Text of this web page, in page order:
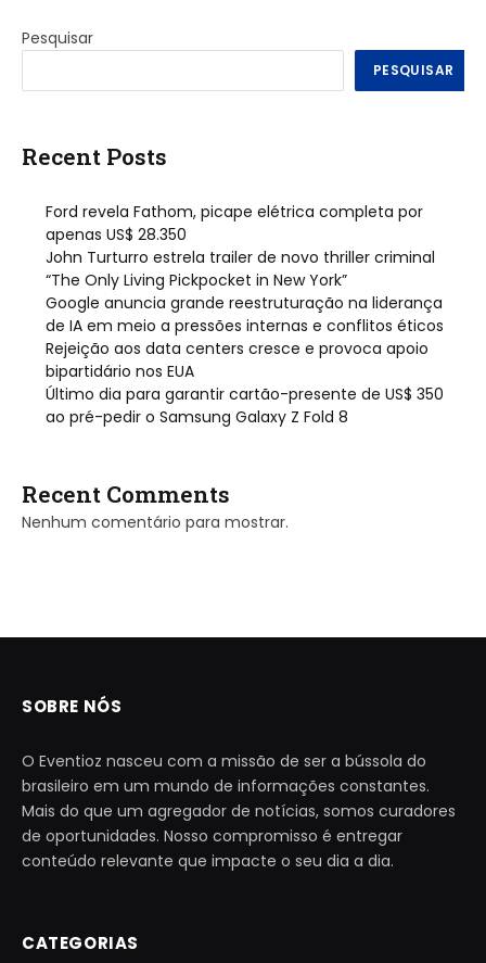
Pesquisar
PESQUISAR
Recent Posts
Ford revela Fathom, picape elétrica completa por
apenas US$ 28.350
John Turturro estrela trailer de novo thriller criminal
“The Only Living Pickpocket in New York”
Google anuncia grande reestruturação na liderança
de IA em meio a pressões internas e conflitos éticos
Rejeição aos data centers cresce e provoca apoio
bipartidário nos EUA
Último dia para garantir cartão-presente de US$ 350
ao pré-pedir o Samsung Galaxy Z Fold 8
Recent Comments
Nenhum comentário para mostrar.
SOBRE NÓS
O Eventioz nasceu com a missão de ser a bússola do
brasileiro em um mundo de informações constantes.
Mais do que um agregador de notícias, somos curadores
de oportunidades. Nosso compromisso é entregar
conteúdo relevante que impacte o seu dia a dia.
CATEGORIAS